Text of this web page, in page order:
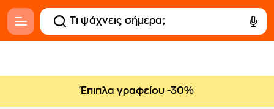
Έπιπλα γραφείου -30%